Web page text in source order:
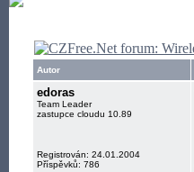
Autor
edoras
Team Leader
zastupce cloudu 10.89
Registrován: 24.01.2004
Příspěvků: 786